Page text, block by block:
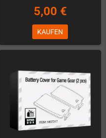
5,00 €
KAUFEN